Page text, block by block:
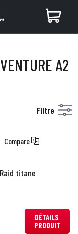
A2
Filtre
Compare
titane
DÉTAILS
PRODUIT